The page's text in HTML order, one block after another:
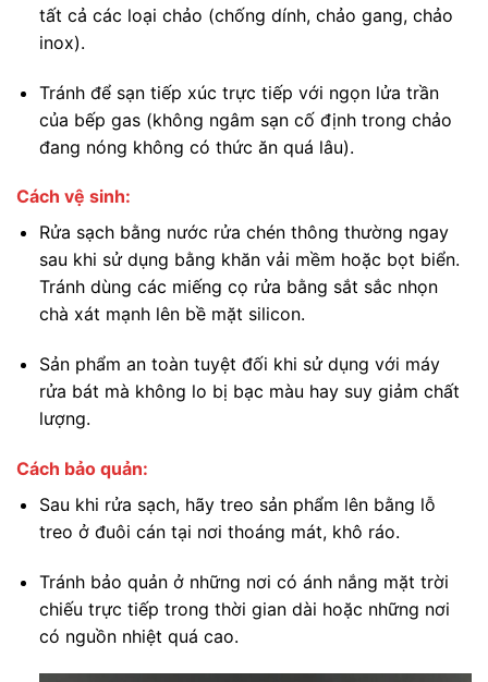
tất cả các loại chảo (chống dính, chảo gang, chảo
inox).
Tránh để sạn tiếp xúc trực tiếp với ngọn lửa trần
của bếp gas (không ngâm sạn cố định trong chảo
đang nóng không có thức ăn quá lâu).
Cách vệ sinh:
Rửa sạch bằng nước rửa chén thông thường ngay
sau khi sử dụng bằng khăn vải mềm hoặc bọt biển.
Tránh dùng các miếng cọ rửa bằng sắt sắc nhọn
chà xát mạnh lên bề mặt silicon.
Sản phẩm an toàn tuyệt đối khi sử dụng với máy
rửa bát mà không lo bị bạc màu hay suy giảm chất
lượng.
Cách bảo quản:
Sau khi rửa sạch, hãy treo sản phẩm lên bằng lỗ
treo ở đuôi cán tại nơi thoáng mát, khô ráo.
Tránh bảo quản ở những nơi có ánh nắng mặt trời
chiếu trực tiếp trong thời gian dài hoặc những nơi
có nguồn nhiệt quá cao.